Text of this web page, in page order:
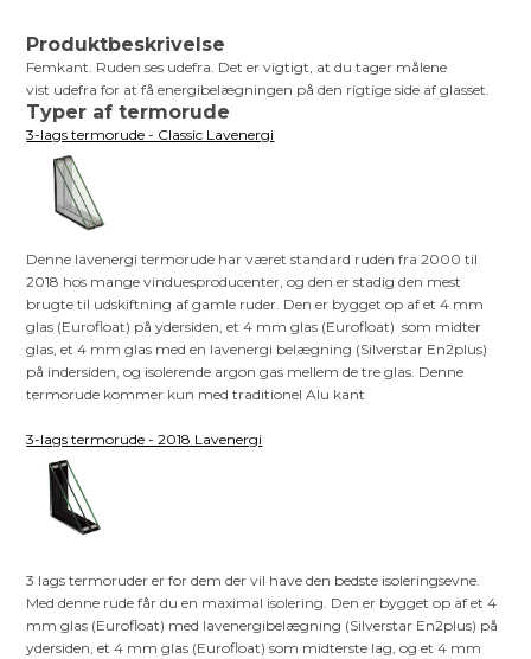
Produktbeskrivelse
Femkant. Ruden ses udefra. Det er vigtigt, at du tager målene
vist udefra for at få energibelægningen på den rigtige side af glasset.
Typer af termorude
3-lags termorude - Classic Lavenergi
Denne lavenergi termorude har været standard ruden fra 2000 til
2018 hos mange vinduesproducenter, og den er stadig den mest
brugte til udskiftning af gamle ruder. Den er bygget op af et 4 mm
glas (Eurofloat) på ydersiden, et 4 mm glas (Eurofloat) som midter
glas, et 4 mm glas med en lavenergi belægning (Silverstar En2plus)
på indersiden, og isolerende argon gas mellem de tre glas. Denne
termorude kommer kun med traditionel Alu kant
3-lags termorude - 2018 Lavenergi
3 lags termoruder er for dem der vil have den bedste isoleringsevne.
Med denne rude får du en maximal isolering. Den er bygget op af et 4
mm glas (Eurofloat) med lavenergibelægning (Silverstar En2plus) på
ydersiden, et 4 mm glas (Eurofloat) som midterste lag, og et 4 mm